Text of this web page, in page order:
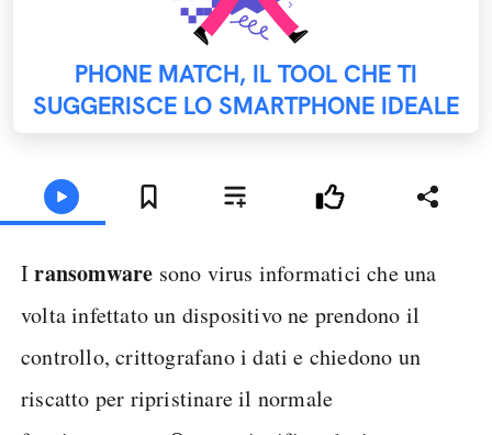
PHONE MATCH, IL TOOL CHE TI
SUGGERISCE LO SMARTPHONE IDEALE
Iransomware sono virus informatici che una
volta infettato un dispositivo ne prendono il
controllo, crittografano i dati e chiedono un
riscatto per ripristinare il normale